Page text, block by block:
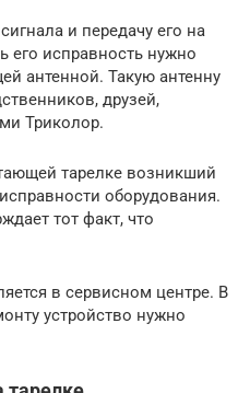
и передачу его на
его исправность нужно
антенной. Такую антенну
друзей,
Триколор.
тарелке возникший
оборудования.
тот факт, что
в сервисном центре. В
устройство нужно